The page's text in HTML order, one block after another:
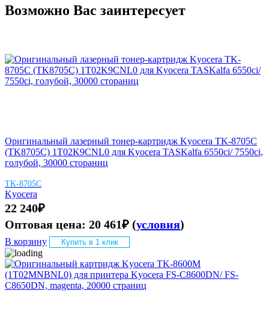
Возможно Вас заинтересует
Оригинальный лазерный тонер-картридж Kyocera TK-8705C
(TK8705C) 1T02K9CNL0 для Kyocera TASKalfa 6550ci/ 7550ci,
голубой, 30000 стораниц
TK-8705C
Kyocera
22 240₽
Оптовая цена: 20 461₽ (условия)
В корзину Купить в 1 клик